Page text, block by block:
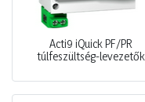
Acti9 iQuick PF/PR
túlfeszültség-levezetők